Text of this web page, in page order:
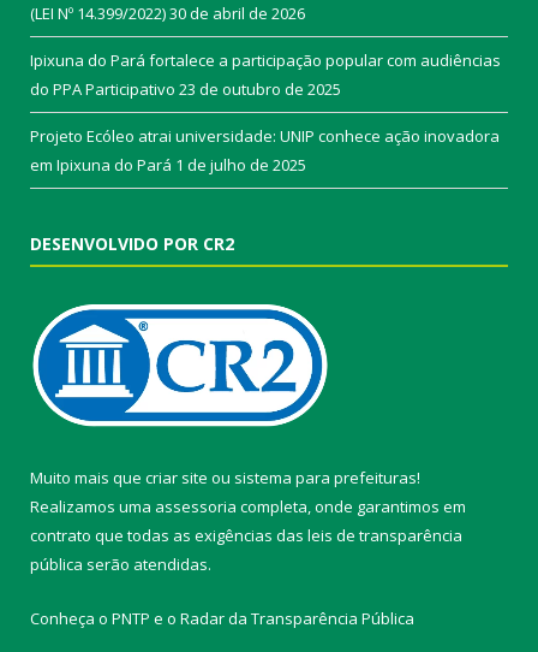
(LEI Nº 14.399/2022)30 de abril de 2026
Ipixuna do Pará fortalece a participação popular com audiências
do PPA Participativo 23 de outubro de 2025
Projeto Ecóleo atrai universidade: UNIP conhece ação inovadora
em Ipixuna do Pará 1 de julho de 2025
DESENVOLVIDO POR CR2
Muito mais que criar site ou sistema para prefeituras!
Realizamos uma assessoria completa, onde garantimos em
contrato que todas as exigências das leis de transparência
pública serão atendidas.
Conheça o PNTP e o Radar da Transparência Pública